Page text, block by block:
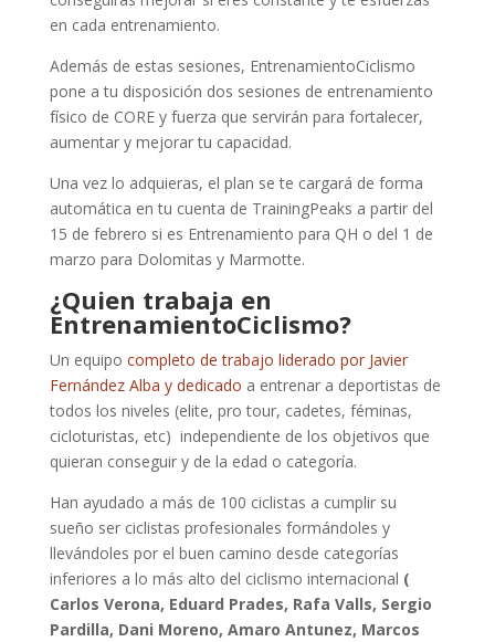
en cada entrenamiento.
Además de estas sesiones, EntrenamientoCiclismo
pone a tu disposición dos sesiones de entrenamiento
físico de CORE y fuerza que servirán para fortalecer,
aumentar y mejorar tu capacidad.
​Una vez lo adquieras, el plan se te cargará de forma
automática en tu cuenta de TrainingPeaks a partir del
15 de febrero si es Entrenamiento para QH o del 1 de
marzo para Dolomitas y Marmotte.
¿Quien trabaja en
EntrenamientoCiclismo?
Un equipo completo de trabajo liderado por Javier
Fernández Alba y dedicado a entrenar a deportistas de
todos los niveles (elite, pro tour, cadetes, féminas,
cicloturistas, etc) independiente de los objetivos que
quieran conseguir y de la edad o categoría.
Han ayudado a más de 100 ciclistas a cumplir su
sueño ser ciclistas profesionales formándoles y
llevándoles por el buen camino desde categorías
inferiores a lo más alto del ciclismo internacional (
Carlos Verona, Eduard Prades, Rafa Valls, Sergio
Pardilla, Dani Moreno, Amaro Antunez, Marcos